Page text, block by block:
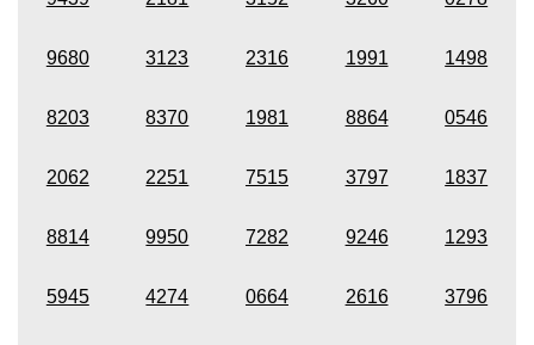
9680 3123 2316 1991 1498
8203 8370 1981 8864 0546
2062 2251 7515 3797 1837
8814 9950 7282 9246 1293
5945 4274 0664 2616 3796